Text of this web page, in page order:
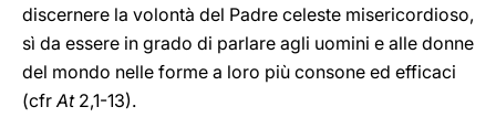
discernere la volontà del Padre celeste misericordioso,
sì da essere in grado di parlare agli uomini e alle donne
del mondo nelle forme a loro più consone ed efficaci
(cfrAt 2,1-13).